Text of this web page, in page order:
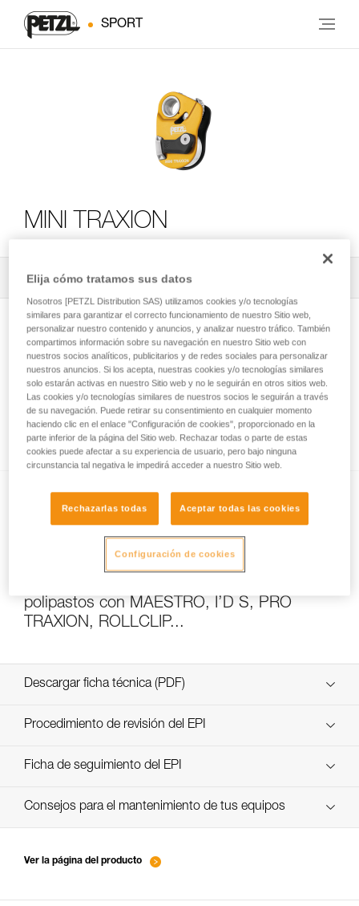
SPORT
MINI TRAXION
Todos los contenidos técnicos
Autoaseguramiento: escalada en solitario
con una o dos cuerda(s) fija(s)
polipastos con MAESTRO, I’D S, PRO
TRAXION, ROLLCLIP...
Descargar ficha técnica (PDF)
Technical Notice
Procedimiento de revisión del EPI
verif-EPI-poulies_bloqueurs-procedure_ES
Ficha de seguimiento del EPI
verif-EPI-poulies_bloqueurs-suivi_ES
Consejos para el mantenimiento de tus equipos
Ver la página del producto
Elija cómo tratamos sus datos
Nosotros [PETZL Distribution SAS) utilizamos cookies y/o tecnologías
similares para garantizar el correcto funcionamiento de nuestro Sitio web,
personalizar nuestro contenido y anuncios, y analizar nuestro tráfico. También
compartimos información sobre su navegación en nuestro Sitio web con
nuestros socios analíticos, publicitarios y de redes sociales para personalizar
nuestros anuncios. Si los acepta, nuestras cookies y/o tecnologías similares
solo estarán activas en nuestro Sitio web y no le seguirán en otros sitios web.
Las cookies y/o tecnologías similares de nuestros socios le seguirán a través
de su navegación. Puede retirar su consentimiento en cualquier momento
haciendo clic en el enlace "Configuración de cookies", proporcionado en la
parte inferior de la página del Sitio web. Rechazar todas o parte de estas
cookies puede afectar a su experiencia de usuario, pero bajo ninguna
circunstancia tal negativa le impedirá acceder a nuestro Sitio web.
Rechazarlas todas Aceptar todas las cookies
Configuración de cookies